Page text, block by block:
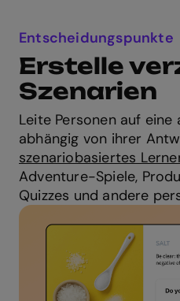
Entscheidungspunkte
Erstelle
Szenarien
Leite Personen auf
abhängig von ihrer
szenariobasiertes
Adventure-Spiele,
Quizzes und andere